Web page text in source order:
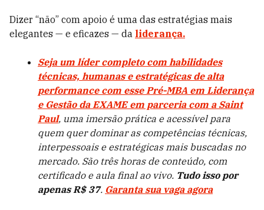
Dizer “não” com apoio é uma das estratégias mais
elegantes — e eficazes — da liderança.
Seja um líder completo com habilidades
técnicas, humanas e estratégicas de alta
performance com esse Pré-MBA em Liderança
e Gestão da EXAME em parceria com a Saint
Paul, uma imersão prática e acessível para
quem quer dominar as competências técnicas,
interpessoais e estratégicas mais buscadas no
mercado. São três horas de conteúdo, com
certificado e aula final ao vivo. Tudo isso por
apenas R$ 37. Garanta sua vaga agora